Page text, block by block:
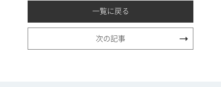
一覧に戻る
次の記事